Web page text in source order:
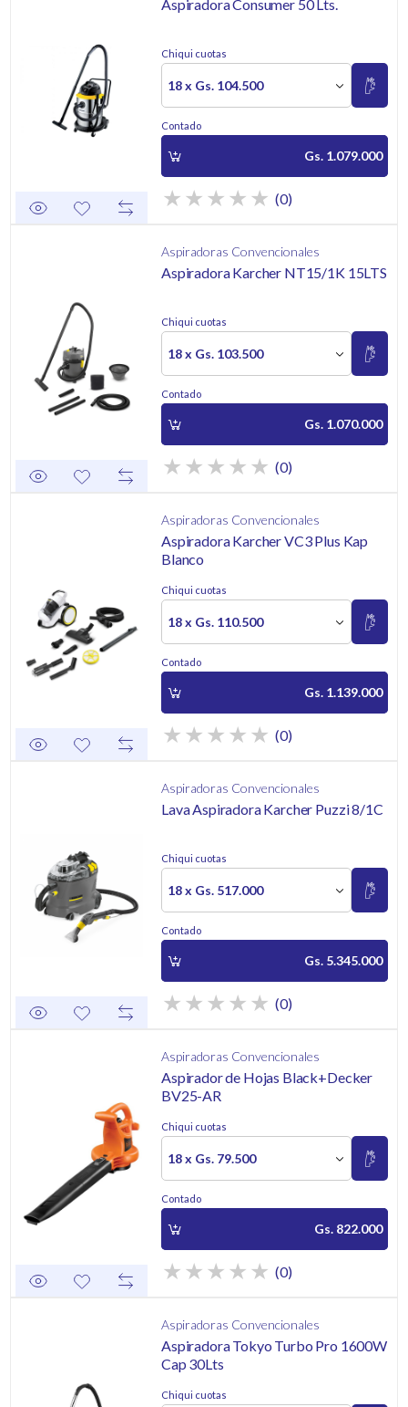
Aspiradora Consumer 50 Lts.
Chiqui cuotas
18 x Gs. 104.500
Contado
Gs. 1.079.000
(0)
Aspiradoras Convencionales
Aspiradora Karcher NT15/1K 15LTS
Chiqui cuotas
18 x Gs. 103.500
Contado
Gs. 1.070.000
(0)
Aspiradoras Convencionales
Aspiradora Karcher VC3 Plus Kap
Blanco
Chiqui cuotas
18 x Gs. 110.500
Contado
Gs. 1.139.000
(0)
Aspiradoras Convencionales
Lava Aspiradora Karcher Puzzi 8/1C
Chiqui cuotas
18 x Gs. 517.000
Contado
Gs. 5.345.000
(0)
Aspiradoras Convencionales
Aspirador de Hojas Black+Decker
BV25-AR
Chiqui cuotas
18 x Gs. 79.500
Contado
Gs. 822.000
(0)
Aspiradoras Convencionales
Aspiradora Tokyo Turbo Pro 1600W
Cap 30Lts
Chiqui cuotas